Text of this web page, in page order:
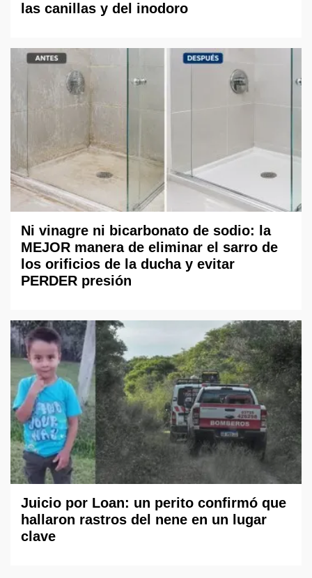
las canillas y del inodoro
Ni vinagre ni bicarbonato de sodio: la
MEJOR manera de eliminar el sarro de
los orificios de la ducha y evitar
PERDER presión
Juicio por Loan: un perito confirmó que
hallaron rastros del nene en un lugar
clave